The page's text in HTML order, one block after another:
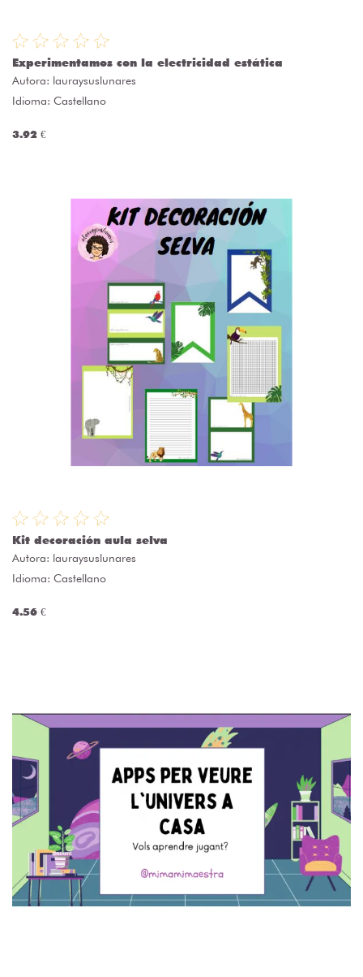
Experimentamos con la electricidad estática
Autora: lauraysuslunares
Idioma: Castellano
3.92 €
Kit decoración aula selva
Autora: lauraysuslunares
Idioma: Castellano
4.56 €